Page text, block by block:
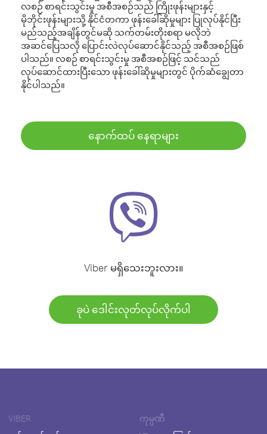
လစဉ် စာရင်းသွင်းမှု အစီအစဉ်သည် ကြိုးဖုန်းများနှင့်
မိုဘိုင်းဖုန်းများသို့ နိုင်ငံတကာ ဖုန်းခေါ်ဆိုမှုများ ပြုလုပ်နိုင်ပြီး
မည်သည့်အချိန်တွင်မဆို သက်တမ်းတိုးစရာ မလိုဘဲ
အဆင်ပြေသလို ပြောင်းလဲလုပ်ဆောင်နိုင်သည့် အစီအစဉ်ဖြစ်
ပါသည်။ လစဉ် စာရင်းသွင်းမှု အစီအစဉ်ဖြင့် သင်သည်
လုပ်ဆောင်ထားပြီးသော ဖုန်းခေါ်ဆိုမှုများတွင် ပိုက်ဆံချွေတာ
နိုင်ပါသည်။
နောက်ထပ် နေရာများ
Viber မရှိသေးဘူးလား။
ခုပဲ ဒေါင်းလုတ်လုပ်လိုက်ပါ
VIBER ကုမ္ပဏီ